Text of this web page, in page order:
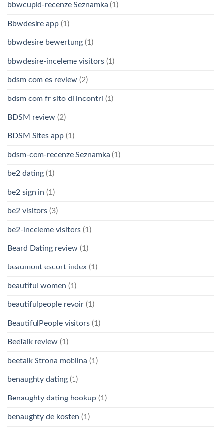
bbwcupid-recenze Seznamka (1)
Bbwdesire app (1)
bbwdesire bewertung (1)
bbwdesire-inceleme visitors (1)
bdsm com es review (2)
bdsm com fr sito di incontri (1)
BDSM review (2)
BDSM Sites app (1)
bdsm-com-recenze Seznamka (1)
be2 dating (1)
be2 sign in (1)
be2 visitors (3)
be2-inceleme visitors (1)
Beard Dating review (1)
beaumont escort index (1)
beautiful women (1)
beautifulpeople revoir (1)
BeautifulPeople visitors (1)
BeeTalk review (1)
beetalk Strona mobilna (1)
benaughty dating (1)
Benaughty dating hookup (1)
benaughty de kosten (1)